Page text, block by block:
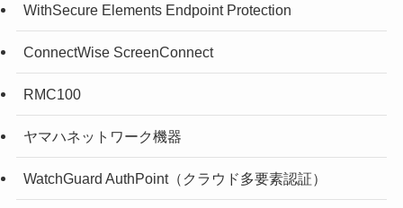
WithSecure Elements Endpoint Protection
ConnectWise ScreenConnect
RMC100
ヤマハネットワーク機器
WatchGuard AuthPoint（クラウド多要素認証）